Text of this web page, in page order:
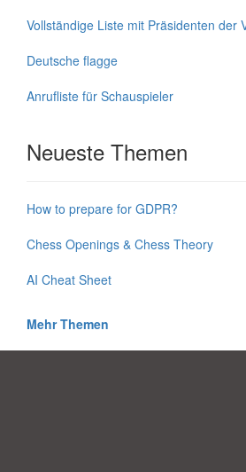
Vollständige Liste mit Präsidenten der
Deutsche flagge
Anrufliste für Schauspieler
Neueste Themen
How to prepare for GDPR?
Chess Openings & Chess Theory
AI Cheat Sheet
Mehr Themen